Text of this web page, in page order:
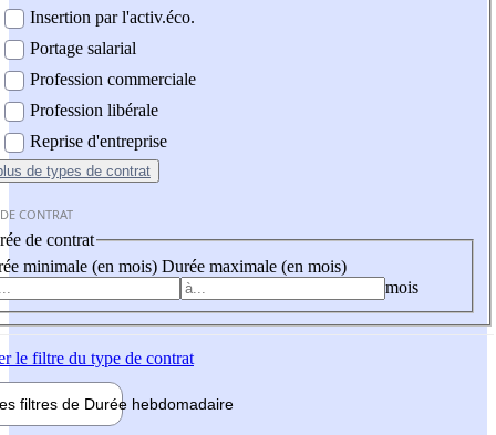
Insertion par l'activ.éco.
Portage salarial
Profession commerciale
Profession libérale
Reprise d'entreprise
de types de contrat
CONTRAT
de contrat
minimale (en mois) Durée maximale (en mois)
mois
le filtre du type de contrat
filtres de Durée hebdomadaire